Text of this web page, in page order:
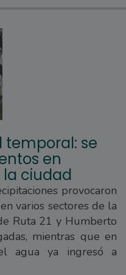
temporal: se
en
la ciudad
provocaron
varios sectores de la
Ruta 21 y Humberto
mientras que en
agua ya ingresó a